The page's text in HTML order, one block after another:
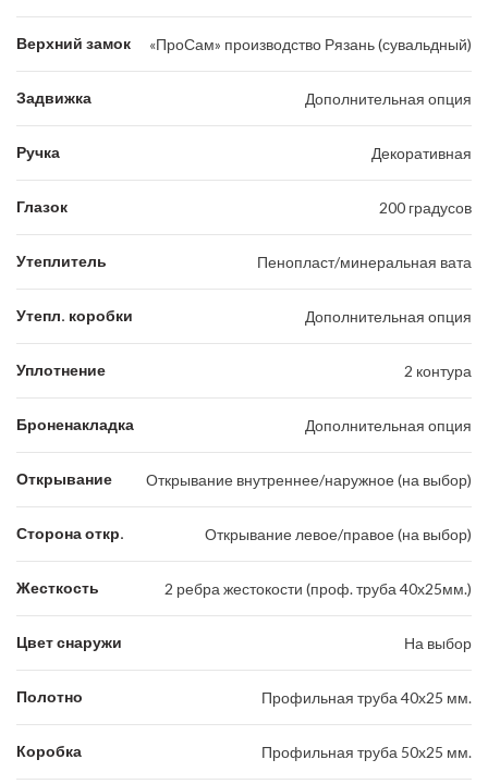
Верхний замок «ПроСам» производство Рязань (сувальдный)
Задвижка Дополнительная опция
Ручка Декоративная
Глазок 200 градусов
Утеплитель Пенопласт/минеральная вата
Утепл. коробки Дополнительная опция
Уплотнение 2 контура
Броненакладка Дополнительная опция
Открывание Открывание внутреннее/наружное (на выбор)
Сторона откр. Открывание левое/правое (на выбор)
Жесткость 2 ребра жестокости (проф. труба 40х25мм.)
Цвет снаружи На выбор
Полотно Профильная труба 40х25 мм.
Коробка Профильная труба 50х25 мм.